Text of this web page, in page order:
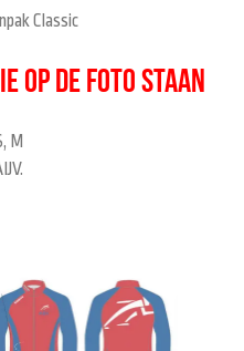
Classic
OP DE FOTO STAAN
M